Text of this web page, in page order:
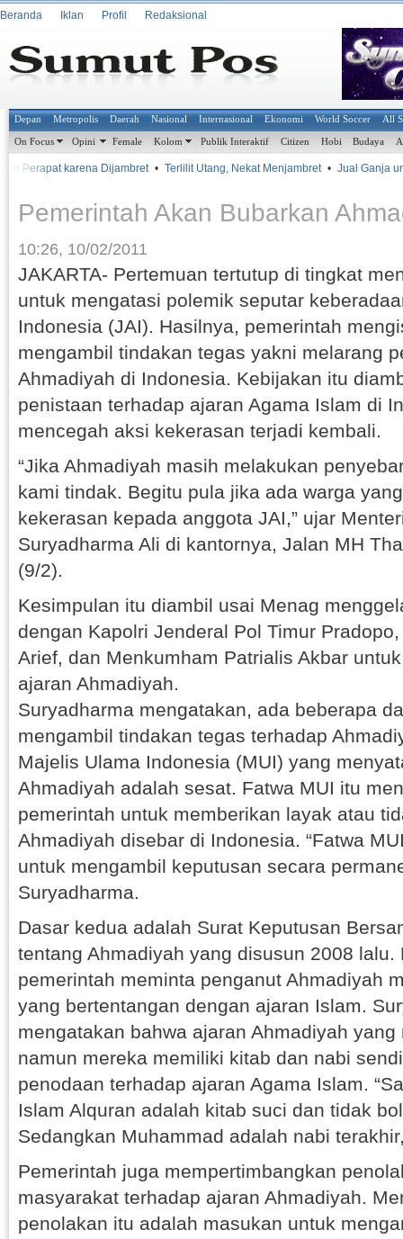
Beranda Iklan Profil Redaksional
Depan Metropolis Daerah Nasional Internasional Ekonomi World Soccer All
On Focus Opini Female Kolom Publik Interaktif Citizen Hobi Budaya
Perapat karena Dijambret • Terlilit Utang, Nekat Menjambret • Jual Ganja
Pemerintah Akan Bubarkan
10:26, 10/02/2011
JAKARTA- Pertemuan tertutup di tingkat
untuk mengatasi polemik seputar
Indonesia (JAI). Hasilnya, pemerintah
mengambil tindakan tegas yakni melarang
Ahmadiyah di Indonesia. Kebijakan itu
penistaan terhadap ajaran Agama Islam di
mencegah aksi kekerasan terjadi kembali.
“Jika Ahmadiyah masih melakukan
kami tindak. Begitu pula jika ada warga
kekerasan kepada anggota JAI,” ujar
Suryadharma Ali di kantornya, Jalan MH
(9/2).
Kesimpulan itu diambil usai Menag
dengan Kapolri Jenderal Pol Timur
Arief, dan Menkumham Patrialis Akbar
ajaran Ahmadiyah.
Suryadharma mengatakan, ada beberapa
mengambil tindakan tegas terhadap
Majelis Ulama Indonesia (MUI) yang
Ahmadiyah adalah sesat. Fatwa MUI itu
pemerintah untuk memberikan layak atau
Ahmadiyah disebar di Indonesia. “Fatwa
untuk mengambil keputusan secara
Suryadharma.
Dasar kedua adalah Surat Keputusan
tentang Ahmadiyah yang disusun 2008 lalu.
pemerintah meminta penganut Ahmadiyah
yang bertentangan dengan ajaran Islam.
mengatakan bahwa ajaran Ahmadiyah
namun mereka memiliki kitab dan nabi
penodaan terhadap ajaran Agama Islam.
Islam Alquran adalah kitab suci dan tidak
Sedangkan Muhammad adalah nabi
Pemerintah juga mempertimbangkan
masyarakat terhadap ajaran Ahmadiyah.
penolakan itu adalah masukan untuk